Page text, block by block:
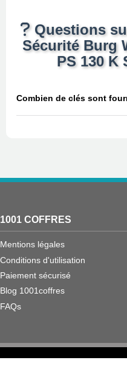
Questions
Sécurité Burg
PS 130 K
Combien de clés sont
1001 COFFRES
Mentions légales
Conditions d'utilisation
Paiement sécurisé
Blog 1001coffres
FAQs